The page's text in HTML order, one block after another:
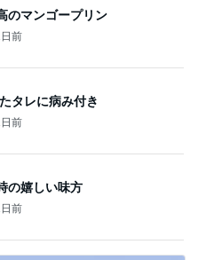
のマンゴープリン
前
タレに病み付き
前
の嬉しい味方
前